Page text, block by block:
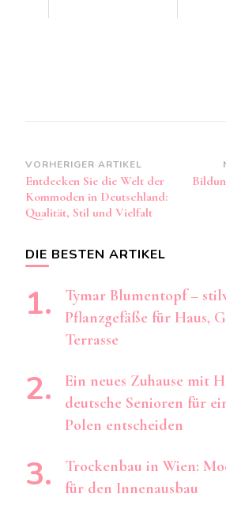
Beitragsnavigation
VORHERIGER ARTIKEL
Entdecken Sie die Welt der
Kommoden in Deutschland:
Qualität, Stil und Vielfalt
DIE BESTEN ARTIKEL
Tymar Blumentopf –
Pflanzgefäße für Haus,
Terrasse
Ein neues Zuhause mit
deutsche Senioren für
Polen entscheiden
Trockenbau in Wien:
für den Innenausbau